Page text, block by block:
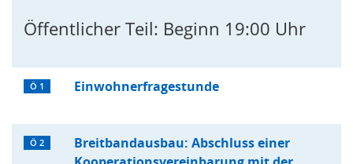
Öffentlicher Teil: Beginn 19:00 Uhr
Ö 1 Einwohnerfragestunde
Ö 2
Breitbandausbau: Abschluss einer